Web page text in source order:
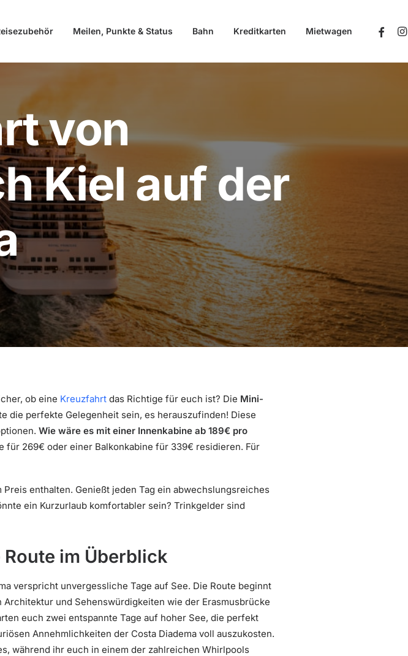
Meilen, Punkte & Status Bahn Kreditkarten Mietwagen
von
Kiel auf der
ob eine Kreuzfahrt das Richtige für euch ist? Die Mini-
die perfekte Gelegenheit sein, es herauszufinden! Diese
Wie wäre es mit einer Innenkabine ab 189€ pro
für 269€ oder einer Balkonkabine für 339€ residieren. Für
enthalten. Genießt jeden Tag ein abwechslungsreiches
ein Kurzurlaub komfortabler sein? Trinkgelder sind
im Überblick
verspricht unvergessliche Tage auf See. Die Route beginnt
und Sehenswürdigkeiten wie der Erasmusbrücke
euch zwei entspannte Tage auf hoher See, die perfekt
Annehmlichkeiten der Costa Diadema voll auszukosten.
während ihr euch in einem der zahlreichen Whirlpools